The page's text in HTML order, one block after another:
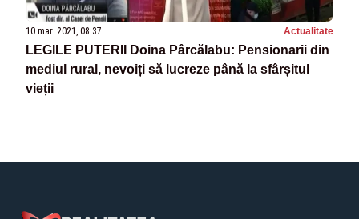
10 mar. 2021, 08:37 Actualitate
LEGILE PUTERII Doina Pârcălabu: Pensionarii din
mediul rural, nevoiți să lucreze până la sfârșitul
vieții